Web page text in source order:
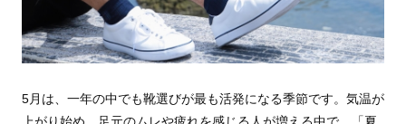
5月は、一年の中でも靴選びが最も活発になる季節です。気温が
上がり始め、足元のムレや疲れを感じる人が増える中で、「夏